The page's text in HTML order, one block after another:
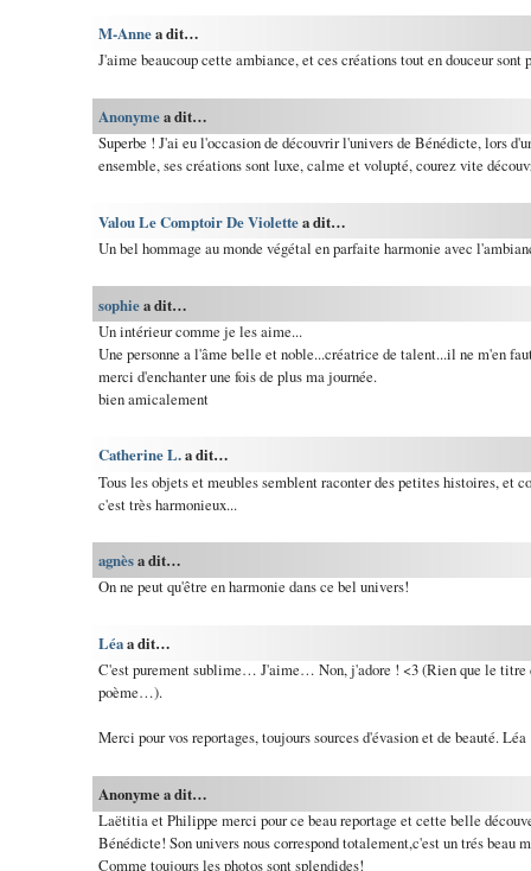
M-Annea dit…
J'aime beaucoup cette ambiance, et ces créations tout en douceur sont
Anonymea dit…
Superbe ! J'ai eu l'occasion de découvrir l'univers de Bénédicte, lors
ensemble, ses créations sont luxe, calme et volupté, courez vite
Valou Le Comptoir De Violettea dit…
Un bel hommage au monde végétal en parfaite harmonie avec
sophiea dit…
Un intérieur comme je les aime...
Une personne a l'âme belle et noble...créatrice de talent...il ne m'en
merci d'enchanter une fois de plus ma journée.
bien amicalement
Catherine L.a dit…
Tous les objets et meubles semblent raconter des petites histoires, et
c'est très harmonieux...
agnèsa dit…
On ne peut qu'être en harmonie dans ce bel univers!
Léaa dit…
C'est purement sublime… J'aime… Non, j'adore ! <3 (Rien que le titre
poème…).
Merci pour vos reportages, toujours sources d'évasion et de beauté. Léa
Anonyme a dit…
Laëtitia et Philippe merci pour ce beau reportage et cette belle
Bénédicte! Son univers nous correspond totalement,c'est un trés beau
Comme toujours les photos sont splendides!